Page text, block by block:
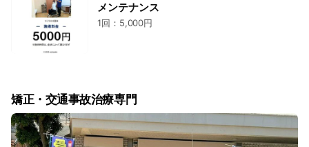
メンテナンス
1回：5,000円
矯正・交通事故治療専門